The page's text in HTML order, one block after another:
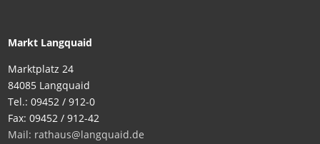
Markt Langquaid
Marktplatz 24
84085 Langquaid
Tel.: 09452 / 912-0
Fax: 09452 / 912-42
Mail: rathaus@langquaid.de